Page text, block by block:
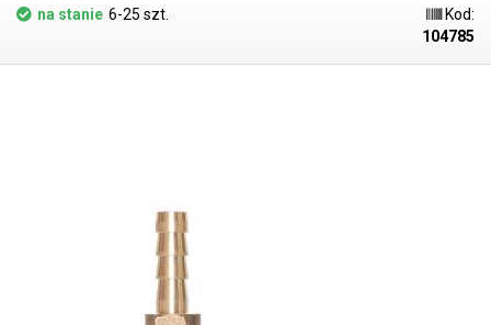
wymagana jest niezawodność i odporność na zużycie. Złączki
Opakowanie:
na stanie 6-25 szt.
Kod:
104785